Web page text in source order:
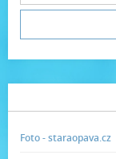
Foto - staraopava.cz